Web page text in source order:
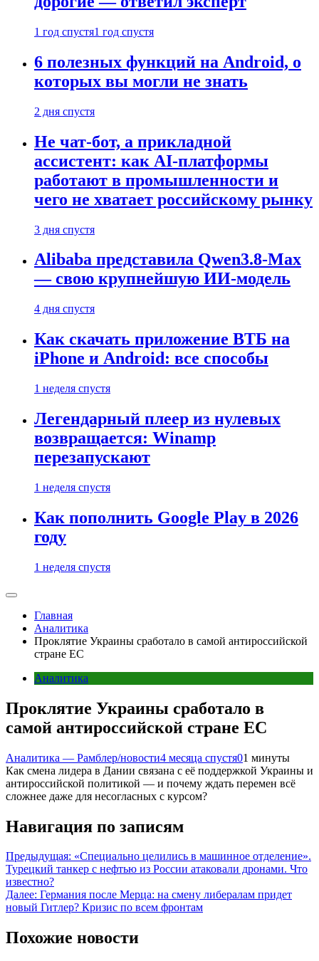
1 год спустя1 год спустя
6 полезных функций на Android, о
которых вы могли не знать
2 дня спустя
Не чат-бот, а прикладной
ассистент: как AI-платформы
работают в промышленности и
чего не хватает российскому рынку
3 дня спустя
Alibaba представила Qwen3.8-Max
— свою крупнейшую ИИ-модель
4 дня спустя
Как скачать приложение ВТБ на
iPhone и Android: все способы
1 неделя спустя
Легендарный плеер из нулевых
возвращается: Winamp
перезапускают
1 неделя спустя
Как пополнить Google Play в 2026
году
1 неделя спустя
Главная
Аналитика
Проклятие Украины сработало в самой антироссийской
стране ЕС
Аналитика
Проклятие Украины сработало в
самой антироссийской стране ЕС
Аналитика — Рамблер/новости4 месяца спустя01 минуты
Как смена лидера в Дании связана с её поддержкой Украины и
антироссийской политикой — и почему ждать перемен всё
сложнее даже для несогласных с курсом?
Навигация по записям
Предыдущая: «Специально целились в машинное отделение».
Турецкий танкер с нефтью из России атаковали дронами. Что
известно?
Далее: Германия после Мерца: на смену либералам придет
новый Гитлер? Кризис по всем фронтам
Похожие новости